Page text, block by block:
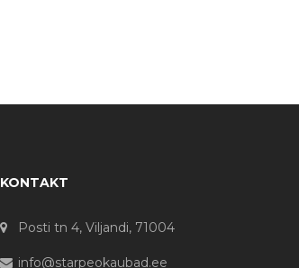
KONTAKT
Posti tn 4, Viljandi, 71004
info@starpeokaubad.ee